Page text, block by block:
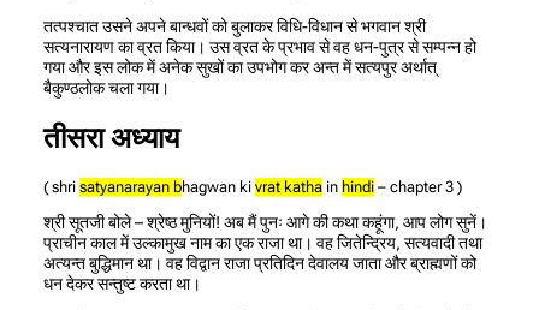
तत्पश्चात उसने अपने बान्धवों को बुलाकर विधि-विधान से भगवान श्री
सत्यनारायण का व्रत किया। उस व्रत के प्रभाव से वह धन-पुत्र से सम्पन्न हो
गया और इस लोक में अनेक सुखों का उपभोग कर अन्त में सत्यपुर अर्थात्
बैकुण्ठलोक चला गया।
तीसरा अध्याय
( shri satyanarayan bhagwan ki vrat katha in hindi – chapter 3 )
श्री सूतजी बोले – श्रेष्ठ मुनियों! अब मैं पुनः आगे की कथा कहूंगा, आप लोग सुनें।
प्राचीन काल में उल्कामुख नाम का एक राजा था। वह जितेन्द्रिय, सत्यवादी तथा
अत्यन्त बुद्धिमान था। वह विद्वान राजा प्रतिदिन देवालय जाता और ब्राह्मणों को
धन देकर सन्तुष्ट करता था।